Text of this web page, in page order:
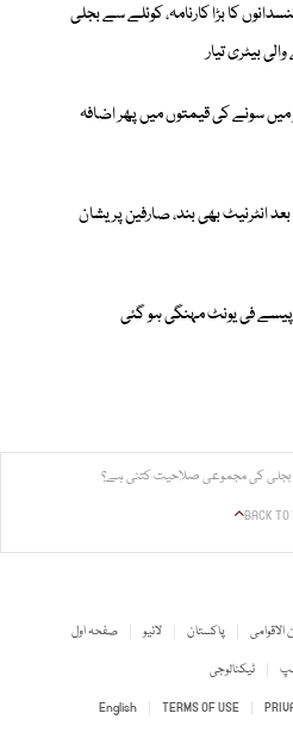
کا بڑا کارنامہ، کوئلے سے بجلی
بیٹری تیار
سونے کی قیمتوں میں پھر اضافہ
انٹرنیٹ بھی بند، صارفین پریشان
کی مجموعی صلاحیت کتنی ہے؟
BACK TO
صفحہ اول لائیو پاکستان الاقوامی
ٹیکنالوجی
English
TERMS OF USE